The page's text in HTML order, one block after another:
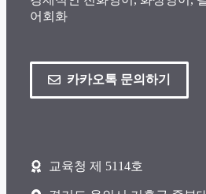
어회화
카카오톡 문의하기
교육청 제 5114호